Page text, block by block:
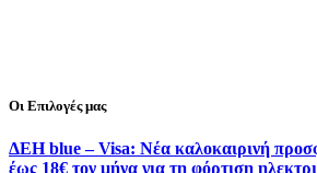
Οι Επιλογές μας
ΔΕΗ blue – Visa: Νέα καλοκαιρινή
έως 18€ τον μήνα για τη φόρτιση